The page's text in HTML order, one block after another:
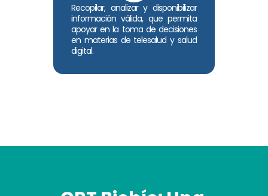
Recopilar, analizar y disponibilizar
información válida, que permita
apoyar en la toma de decisiones
en materias de telesalud y salud
digital.